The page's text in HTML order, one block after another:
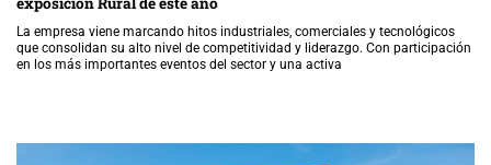
La empresa viene marcando hitos industriales, comerciales y tecnológicos
que consolidan su alto nivel de competitividad y liderazgo. Con participación
en los más importantes eventos del sector y una activa